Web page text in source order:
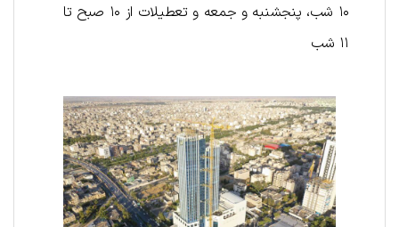
۱۰ شب، پنجشنبه و جمعه و تعطیلات از ۱۰ صبح تا
۱۱ شب